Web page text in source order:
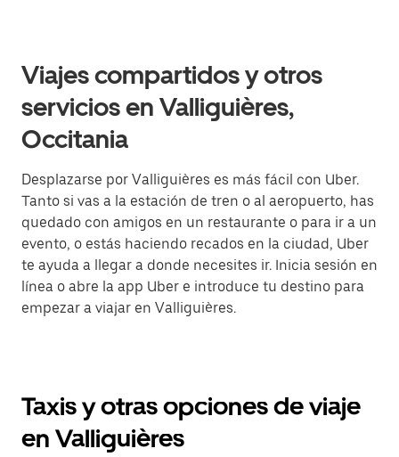
Viajes compartidos y otros
servicios en Valliguières,
Occitania
Desplazarse por Valliguières es más fácil con Uber.
Tanto si vas a la estación de tren o al aeropuerto, has
quedado con amigos en un restaurante o para ir a un
evento, o estás haciendo recados en la ciudad, Uber
te ayuda a llegar a donde necesites ir. Inicia sesión en
línea o abre la app Uber e introduce tu destino para
empezar a viajar en Valliguières.
Taxis y otras opciones de viaje
en Valliguières